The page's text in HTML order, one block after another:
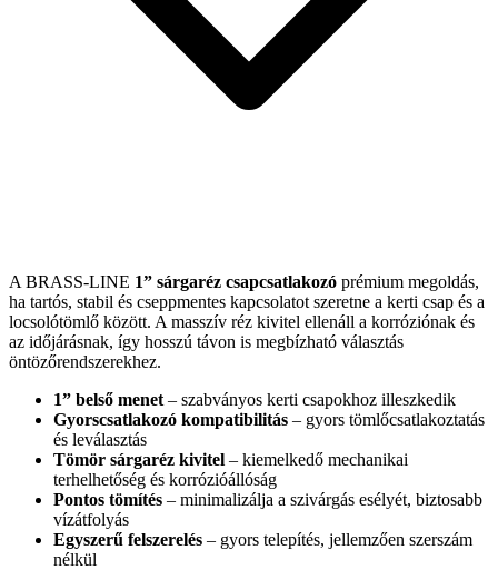
A BRASS-LINE 1” sárgaréz csapcsatlakozó prémium megoldás,
ha tartós, stabil és cseppmentes kapcsolatot szeretne a kerti csap és a
locsolótömlő között. A masszív réz kivitel ellenáll a korróziónak és
az időjárásnak, így hosszú távon is megbízható választás
öntözőrendszerekhez.
1” belső menet – szabványos kerti csapokhoz illeszkedik
Gyorscsatlakozó kompatibilitás – gyors tömlőcsatlakoztatás
és leválasztás
Tömör sárgaréz kivitel – kiemelkedő mechanikai
terhelhetőség és korrózióállóság
Pontos tömítés – minimalizálja a szivárgás esélyét, biztosabb
vízátfolyás
Egyszerű felszerelés – gyors telepítés, jellemzően szerszám
nélkül